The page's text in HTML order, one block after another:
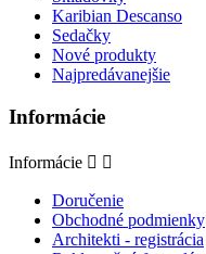
Karibian Descanso
Sedačky
Nové produkty
Najpredávanejšie
Informácie
Informácie  
Doručenie
Obchodné podmienky
Architekti - registrácia